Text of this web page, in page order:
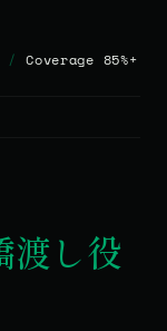
/ Coverage 85%+
渡し役